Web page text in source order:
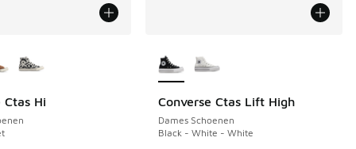
Ctas Hi
29 Converse Ctas Lift High
Dames Schoenen
Black - White - White
BESPAAR € 19